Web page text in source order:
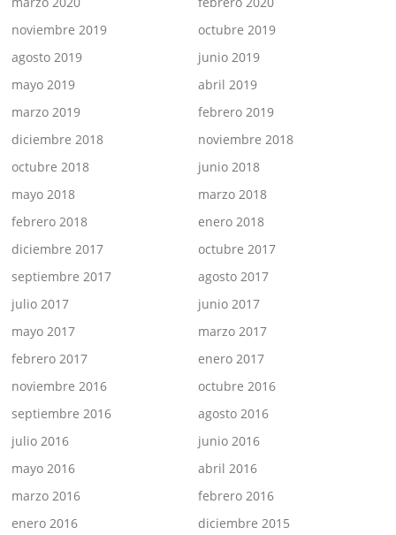
noviembre 2019
octubre 2019
agosto 2019
junio 2019
mayo 2019
abril 2019
marzo 2019
febrero 2019
diciembre 2018
noviembre 2018
octubre 2018
junio 2018
mayo 2018
marzo 2018
febrero 2018
enero 2018
diciembre 2017
octubre 2017
septiembre 2017
agosto 2017
julio 2017
junio 2017
mayo 2017
marzo 2017
febrero 2017
enero 2017
noviembre 2016
octubre 2016
septiembre 2016
agosto 2016
julio 2016
junio 2016
mayo 2016
abril 2016
marzo 2016
febrero 2016
enero 2016
diciembre 2015